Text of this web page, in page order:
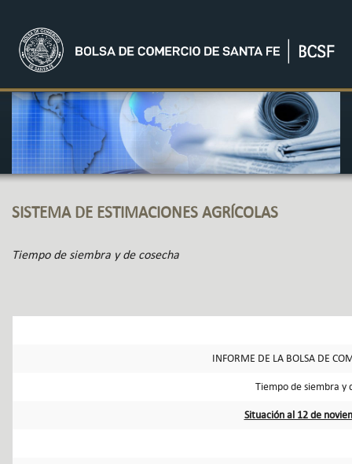
SISTEMA DE ESTIMACIONES AGRÍCOLAS
Tiempo de siembra y de cosecha
INFORME DE LA BOLSA DE
Tiempo de siembra y
Situación al 12 de